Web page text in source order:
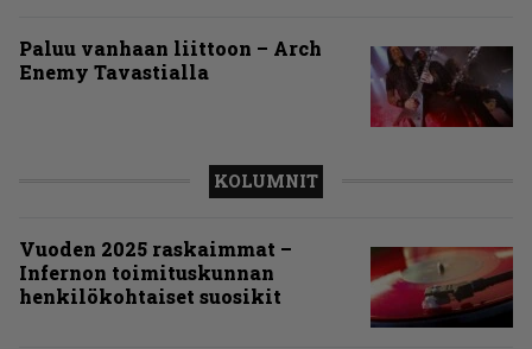
Paluu vanhaan liittoon – Arch
Enemy Tavastialla
KOLUMNIT
Vuoden 2025 raskaimmat –
Infernon toimituskunnan
henkilökohtaiset suosikit